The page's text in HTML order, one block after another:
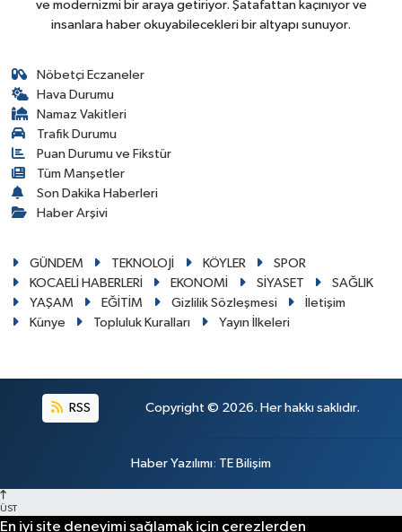
ve modernizmi bir araya getiriyor. Şatafattan kaçınıyor ve
insanlara haber okuyabilecekleri bir altyapı sunuyor.
Nöbetçi Eczaneler
Hava Durumu
Namaz Vakitleri
Trafik Durumu
Puan Durumu ve Fikstür
Tüm Manşetler
Son Dakika Haberleri
Haber Arşivi
GÜNDEM TEKNOLOJİ KÖYLER
SPOR
KOCAELİ HABERLERİ
EKONOMİ SİYASET
SAĞLIK
YAŞAM
EĞİTİM Gizlilik Sözleşmesi
İletişim
Künye
Topluluk Kuralları Yayın İlkeleri
RSS Copyright © 2026. Her hakkı saklıdır.
Haber Yazılımı: TE Bilişim
ÜST
En iyi site deneyimi sağlamak için çerezlerden